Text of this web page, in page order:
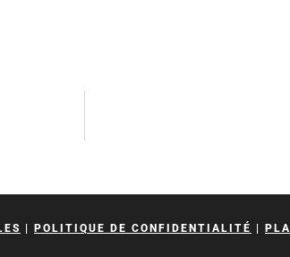
de confidentialité, en
POLITIQUE DE CONFIDENTIALITÉ